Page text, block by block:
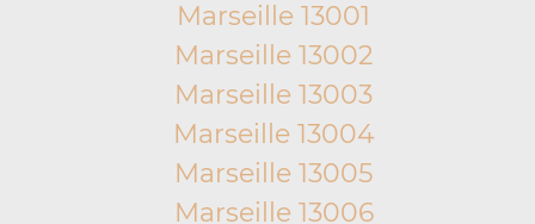
Marseille 13001
Marseille 13002
Marseille 13003
Marseille 13004
Marseille 13005
Marseille 13006